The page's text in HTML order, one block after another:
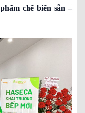
chế biến sẵn –